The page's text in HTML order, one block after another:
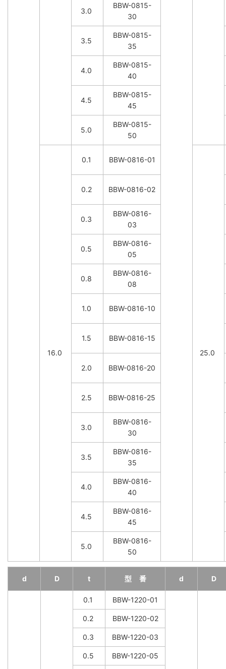
3.0
BBW-0815-
30
3.5
BBW-0815-
35
4.0
BBW-0815-
40
4.5
BBW-0815-
45
5.0
BBW-0815-
50
16.0
0.1 BBW-0816-01
25.0
0.2 BBW-0816-02
0.3
BBW-0816-
03
0.5
BBW-0816-
05
0.8
BBW-0816-
08
1.0 BBW-0816-10
1.5 BBW-0816-15
2.0 BBW-0816-20
2.5 BBW-0816-25
3.0
BBW-0816-
30
3.5
BBW-0816-
35
4.0
BBW-0816-
40
4.5
BBW-0816-
45
5.0
BBW-0816-
50
d D t 型 番 d D
0.1 BBW-1220-01
0.2 BBW-1220-02
0.3 BBW-1220-03
0.5 BBW-1220-05